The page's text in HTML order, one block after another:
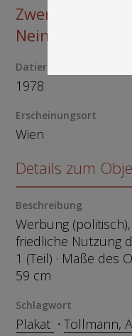
Zwentendorf?
Nein unseres
Datierung
1978
Erscheinungsort
Wien
Details zum
Beschreibung
Werbung
friedliche Nutzung
1 (Teil) · Maße des
59 cm
Schlagwort
Plakat Tollmann,